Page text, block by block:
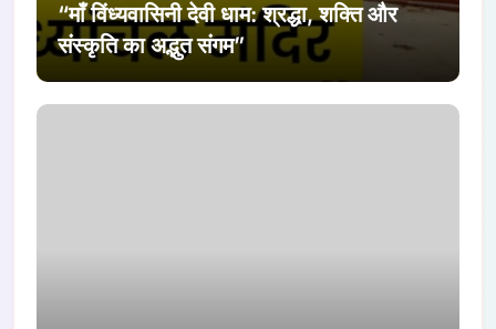
“माँ विंध्यवासिनी देवी धाम: श्रद्धा, शक्ति और
संस्कृति का अद्भुत संगम”